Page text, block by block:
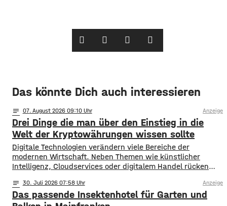
Das könnte Dich auch interessieren
notes 07. August 2026 09:10 Anzeige
Drei Dinge die man über den Einstieg in die
Welt der Kryptowährungen wissen sollte
Digitale Technologien verändern viele Bereiche der
modernen Wirtschaft. Neben Themen wie künstlicher
Intelligenz, Cloudservices oder digitalem Handel rücken
öffentlicher Diskussionen. Was einst als Nischenthema
innerhalb technischer Communities begann, ist
notes 30. Juli 2026 07:58 Anzeige
Das passende Insektenhotel für Garten und